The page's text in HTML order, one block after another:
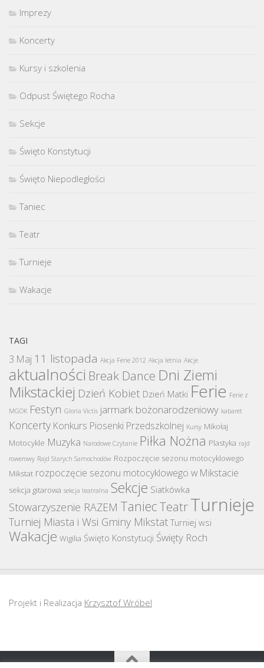
Imprezy
Koncerty
Kursy i szkolenia
Odpust Świętego Rocha
Sekcje
Święto Konstytucji
Święto Niepodległości
Taniec
Teatr
Turnieje
Wakacje
TAGI
3 Maj 11 listopada Akcja Ferie 2012 Akcja letnia Akcje
aktualności Break Dance Dni Ziemi
Mikstackiej Dzień Kobiet Dzień Matki Ferie Ferie z
MGOK Festyn Gloria Victis jarmark bożonarodzeniowy kabaret
Koncerty Konkurs Piosenki Przedszkolnej Kursy Mikołaj
Motocykle Muzyka Narodowe Czytanie Piłka Nożna Plastyka rajd
rowerowy Rajd Starych Samochodów Rozpoczęcie sezonu motocyklowego
Mikstat rozpoczęcie sezonu motocyklowego w Mikstacie
sekcja gitarowa sekcja teatralna Sekcje Siatkówka
Stowarzyszenie RAZEM TaniecTeatrTurnieje
Turniej Miasta i Wsi Gminy Mikstat Turniej wsi
Wakacje Wigilia Święto Konstytucji Święty Roch
Projekt i Realizacja Krzysztof Wróbel